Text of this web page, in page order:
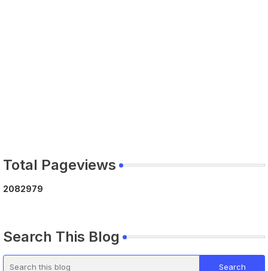
Total Pageviews
2082979
Search This Blog